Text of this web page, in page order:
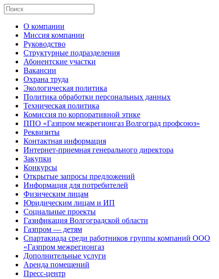
О компании
Миссия компании
Руководство
Структурные подразделения
Абонентские участки
Вакансии
Охрана труда
Экологическая политика
Политика обработки персональных данных
Техническая политика
Комиссия по корпоративной этике
ППО «Газпром межрегионгаз Волгоград профсоюз»
Реквизиты
Контактная информация
Интернет-приемная генерального директора
Закупки
Конкурсы
Открытые запросы предложений
Информация для потребителей
Физическим лицам
Юридическим лицам и ИП
Социальные проекты
Газификация Волгоградской области
Газпром — детям
Спартакиада среди работников группы компаний ООО
«Газпром межрегионгаз
Дополнительные услуги
Аренда помещений
Пресс-центр